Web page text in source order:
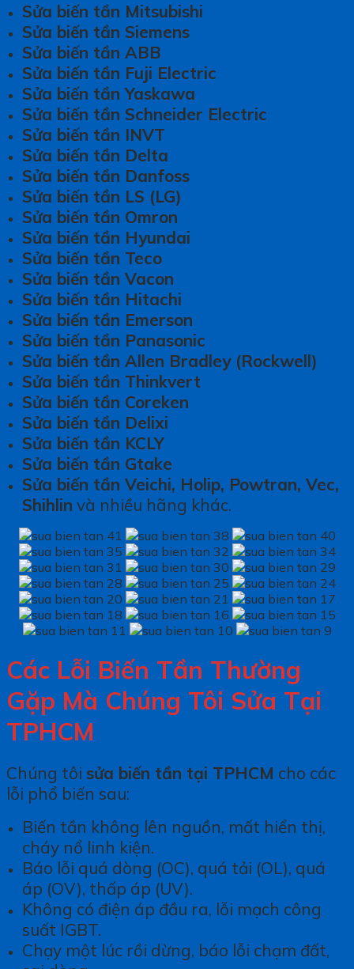
Sửa biến tần Mitsubishi
Sửa biến tần Siemens
Sửa biến tần ABB
Sửa biến tần Fuji Electric
Sửa biến tần Yaskawa
Sửa biến tần Schneider Electric
Sửa biến tần INVT
Sửa biến tần Delta
Sửa biến tần Danfoss
Sửa biến tần LS (LG)
Sửa biến tần Omron
Sửa biến tần Hyundai
Sửa biến tần Teco
Sửa biến tần Vacon
Sửa biến tần Hitachi
Sửa biến tần Emerson
Sửa biến tần Panasonic
Sửa biến tần Allen Bradley (Rockwell)
Sửa biến tần Thinkvert
Sửa biến tần Coreken
Sửa biến tần Delixi
Sửa biến tần KCLY
Sửa biến tần Gtake
Sửa biến tần Veichi, Holip, Powtran, Vec,
Shihlin và nhiều hãng khác.
Các Lỗi Biến Tần Thường
Gặp Mà Chúng Tôi Sửa Tại
TPHCM
Chúng tôi sửa biến tần tại TPHCM cho các
lỗi phổ biến sau:
Biến tần không lên nguồn, mất hiển thị,
cháy nổ linh kiện.
Báo lỗi quá dòng (OC), quá tải (OL), quá
áp (OV), thấp áp (UV).
Không có điện áp đầu ra, lỗi mạch công
suất IGBT.
Chạy một lúc rồi dừng, báo lỗi chạm đất,